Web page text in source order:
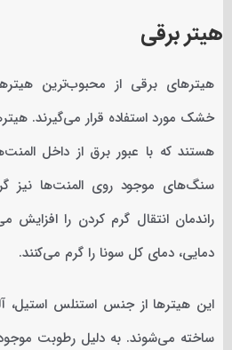
هیتر برقی
هیترهای برقی از محبوب‌ترین
خشک مورد استفاده قرار می‌گیرند.
هستند که با عبور برق از داخل
سنگ‌های موجود روی المنت‌ها نیز
راندمان انتقال گرم کردن را افزایش
دمایی، دمای کل سونا را گرم می‌کنند.
این هیترها از جنس استنلس استیل،
ساخته می‌شوند. به دلیل رطوبت